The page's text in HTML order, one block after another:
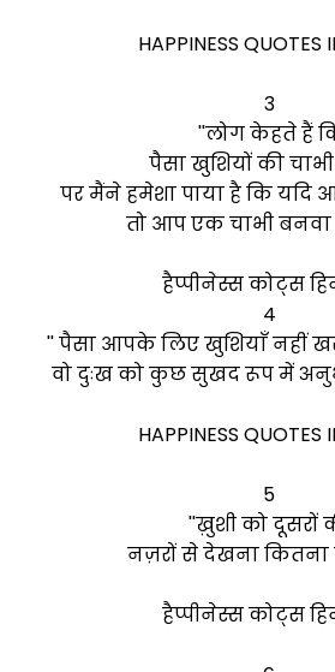
HAPPINESS QUOTES
3
''लोग केहते हैं
पैसा खुशियों की
पर मैंने हमेशा पाया है कि यदि
तो आप एक चाभी
हैप्पीनेस्स कोट्स
4
''पैसा आपके लिए खुशियाँ नहीं
वो दुःख को कुछ सुखद रूप में
HAPPINESS QUOTES
5
''ख़ुशी को दूसरों
नज़रों से देखना कितना
हैप्पीनेस्स कोट्स